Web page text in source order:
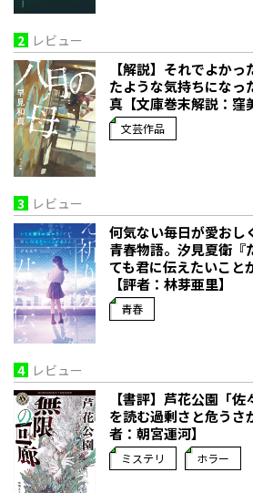
2 レビュー
【解説】それでよか
たような気持ちになっ
真【文庫巻末解説：窪
文芸作品
3 レビュー
何気ない毎日が愛おし
青春物語。――汐見夏衛
ても君に伝えたいこと
【評者：林芽亜里】
青春
4 レビュー
【書評】芦花公園「
を読む――過剰さと危う
者：朝宮運河】
ミステリ ホラー